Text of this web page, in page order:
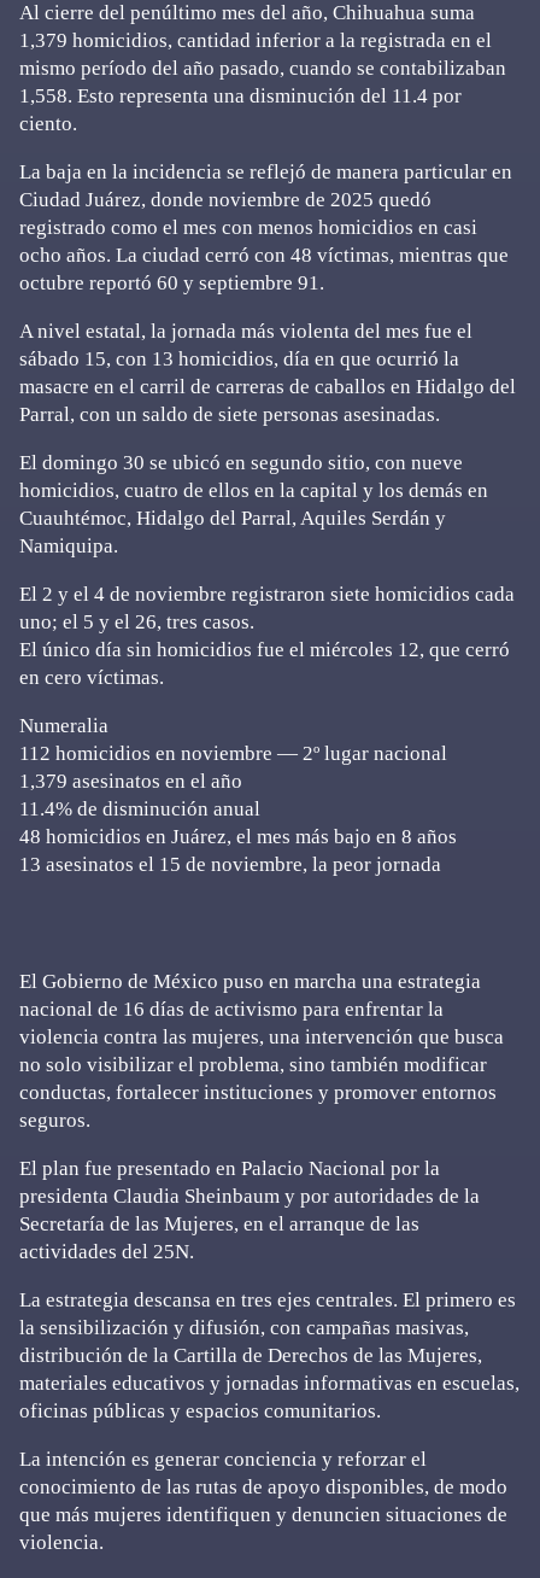
Al cierre del penúltimo mes del año, Chihuahua suma
1,379 homicidios, cantidad inferior a la registrada en el
mismo período del año pasado, cuando se contabilizaban
1,558. Esto representa una disminución del 11.4 por
ciento.
La baja en la incidencia se reflejó de manera particular en
Ciudad Juárez, donde noviembre de 2025 quedó
registrado como el mes con menos homicidios en casi
ocho años. La ciudad cerró con 48 víctimas, mientras que
octubre reportó 60 y septiembre 91.
A nivel estatal, la jornada más violenta del mes fue el
sábado 15, con 13 homicidios, día en que ocurrió la
masacre en el carril de carreras de caballos en Hidalgo del
Parral, con un saldo de siete personas asesinadas.
El domingo 30 se ubicó en segundo sitio, con nueve
homicidios, cuatro de ellos en la capital y los demás en
Cuauhtémoc, Hidalgo del Parral, Aquiles Serdán y
Namiquipa.
El 2 y el 4 de noviembre registraron siete homicidios cada
uno; el 5 y el 26, tres casos.
El único día sin homicidios fue el miércoles 12, que cerró
en cero víctimas.
Numeralia
112 homicidios en noviembre — 2º lugar nacional
1,379 asesinatos en el año
11.4% de disminución anual
48 homicidios en Juárez, el mes más bajo en 8 años
13 asesinatos el 15 de noviembre, la peor jornada
El Gobierno de México puso en marcha una estrategia
nacional de 16 días de activismo para enfrentar la
violencia contra las mujeres, una intervención que busca
no solo visibilizar el problema, sino también modificar
conductas, fortalecer instituciones y promover entornos
seguros.
El plan fue presentado en Palacio Nacional por la
presidenta Claudia Sheinbaum y por autoridades de la
Secretaría de las Mujeres, en el arranque de las
actividades del 25N.
La estrategia descansa en tres ejes centrales. El primero es
la sensibilización y difusión, con campañas masivas,
distribución de la Cartilla de Derechos de las Mujeres,
materiales educativos y jornadas informativas en escuelas,
oficinas públicas y espacios comunitarios.
La intención es generar conciencia y reforzar el
conocimiento de las rutas de apoyo disponibles, de modo
que más mujeres identifiquen y denuncien situaciones de
violencia.